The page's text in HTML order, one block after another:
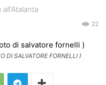
22
DI SALVATORE FORNELLI )